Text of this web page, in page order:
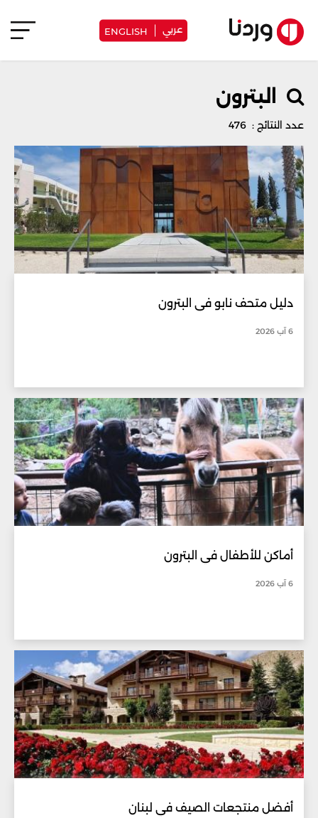
عربي ENGLISH
البترون
عدد النتائج : 476
دليل متحف نابو في البترون
6 آب 2026
أماكن للأطفال في البترون
6 آب 2026
أفضل منتجعات الصيف في لبنان